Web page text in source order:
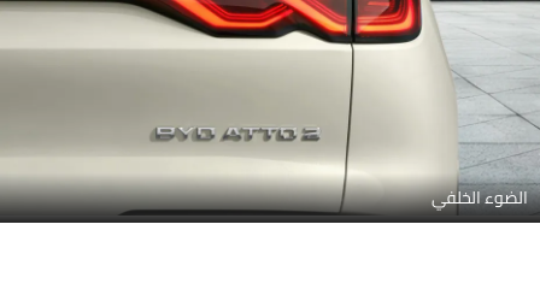
الضوء الخلفي